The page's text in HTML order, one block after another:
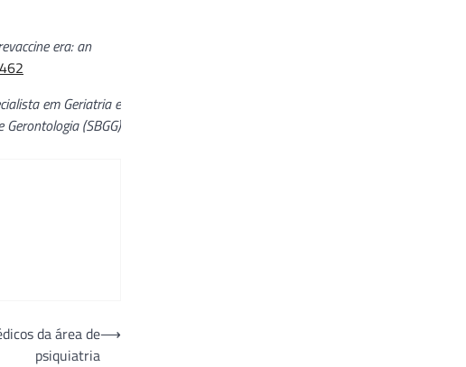
era: an
em Geriatria e
(SBGG)
da área de
psiquiatria
⟶